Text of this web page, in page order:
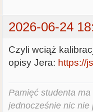
2026-06-24
Czyli wciąż
opisy Jera: https://
Pamięć studenta
jednocześnie nic nie